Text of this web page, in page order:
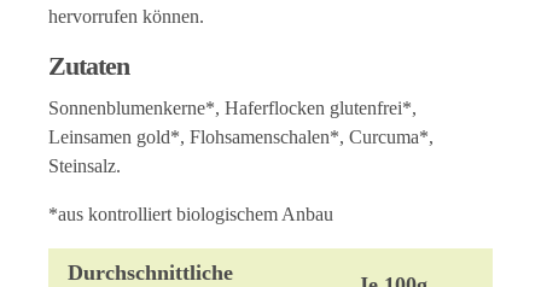
hervorrufen können.
Zutaten
Sonnenblumenkerne*, Haferflocken glutenfrei*,
Leinsamen gold*, Flohsamenschalen*, Curcuma*,
Steinsalz.
*aus kontrolliert biologischem Anbau
Durchschnittliche